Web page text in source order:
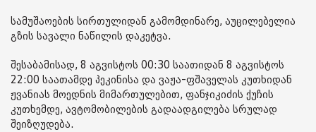
სამუშაოების სირთულიდან გამომდინარე, აუცილებელია
გზის სავალი ნაწილის დაკეტვა.
შესაბამისად, 8 აგვისტოს 00:30 საათიდან 8 აგვისტოს
22:00 საათამდე პეკინისა და ვაჟა-ფშაველას კუთხიდან
ჟვანიას მოედნის მიმართულებით, ფანჯიკიძის ქუჩის
კუთხემდე, ავტომობილების გადაადგილება სრულად
შეიზღუდება.